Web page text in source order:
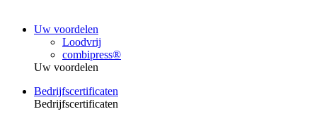
Uw voordelen
Loodvrij
combipress®
Uw voordelen
Bedrijfscertificaten
Bedrijfscertificaten